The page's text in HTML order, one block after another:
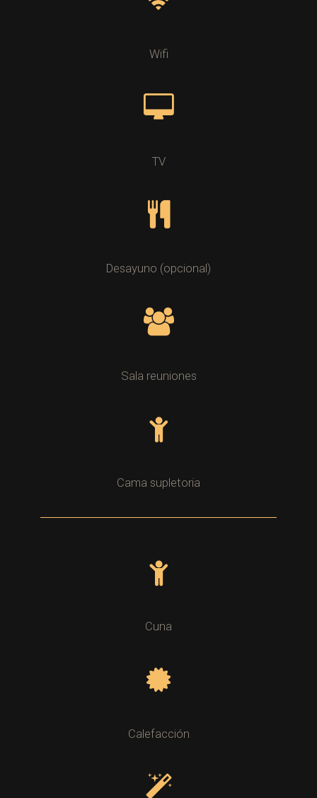
Wifi
TV
Desayuno (opcional)
Sala reuniones
Cama supletoria
Cuna
Calefacción